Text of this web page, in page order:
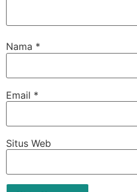
Nama *
Email *
Situs Web